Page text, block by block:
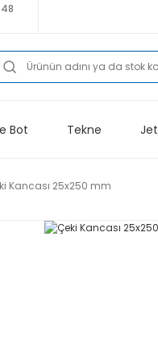
Bot Tekne
Kancası 25x250 mm